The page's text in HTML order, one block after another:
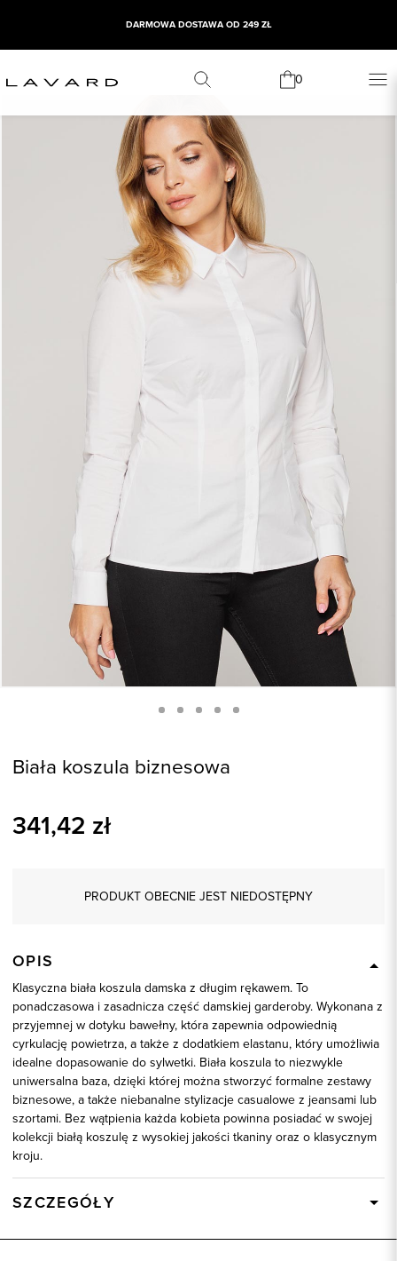
DARMOWA DOSTAWA OD 249 ZŁ
0
Biała koszula biznesowa
341,42 zł
PRODUKT OBECNIE JEST NIEDOSTĘPNY
OPIS
Klasyczna biała koszula damska z długim rękawem. To
ponadczasowa i zasadnicza część damskiej garderoby. Wykonana z
przyjemnej w dotyku bawełny, która zapewnia odpowiednią
cyrkulację powietrza, a także z dodatkiem elastanu, który umożliwia
idealne dopasowanie do sylwetki. Biała koszula to niezwykle
uniwersalna baza, dzięki której można stworzyć formalne zestawy
biznesowe, a także niebanalne stylizacje casualowe z jeansami lub
szortami. Bez wątpienia każda kobieta powinna posiadać w swojej
kolekcji białą koszulę z wysokiej jakości tkaniny oraz o klasycznym
kroju.
SZCZEGÓŁY